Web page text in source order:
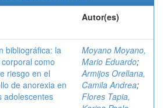
Autor(es)
bibliográfica: la
como
riesgo en el
de anorexia en
adolescentes
Moyano Moyano,
Mario Eduardo;
Armijos Orellana,
Camila Andrea;
Flores Tapia,